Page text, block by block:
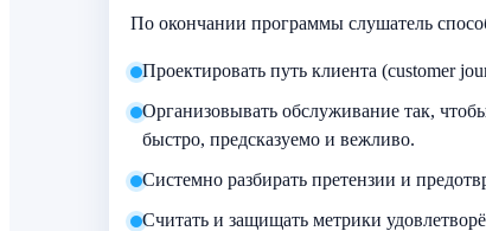
По окончании программы слушатель
Проектировать путь клиента (customer
Организовывать обслуживание так,
быстро, предсказуемо и вежливо.
Системно разбирать претензии и
Считать и защищать метрики